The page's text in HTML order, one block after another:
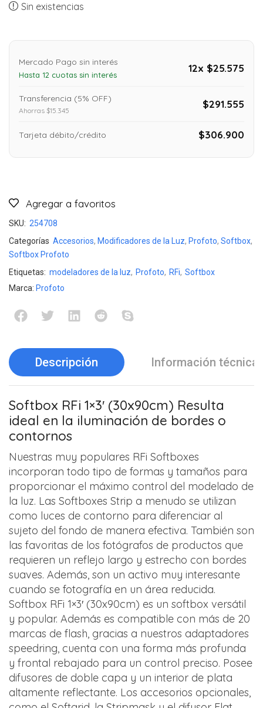
Sin existencias
Mercado Pago sin interés
Hasta 12 cuotas sin interés
12x $25.575
Transferencia (5% OFF)
Ahorras $15.345
$291.555
Tarjeta débito/crédito $306.900
Agregar a favoritos
SKU: 254708
Categorías Accesorios, Modificadores de la Luz, Profoto, Softbox,
Softbox Profoto
Etiquetas: modeladores de la luz, Profoto, RFi, Softbox
Marca: Profoto
Descripción Información técnica
Softbox RFi 1×3′ (30x90cm) Resulta
ideal en la iluminación de bordes o
contornos
Nuestras muy populares RFi Softboxes
incorporan todo tipo de formas y tamaños para
proporcionar el máximo control del modelado de
la luz. Las Softboxes Strip a menudo se utilizan
como luces de contorno para diferenciar al
sujeto del fondo de manera efectiva. También son
las favoritas de los fotógrafos de productos que
requieren un reflejo largo y estrecho con bordes
suaves. Además, son un activo muy interesante
cuando se fotografía en un área reducida.
Softbox RFi 1×3′ (30x90cm) es un softbox versátil
y popular. Además es compatible con más de 20
marcas de flash, gracias a nuestros adaptadores
speedring, cuenta con una forma más profunda
y frontal rebajado para un control preciso. Posee
difusores de doble capa y un interior de plata
altamente reflectante. Los accesorios opcionales,